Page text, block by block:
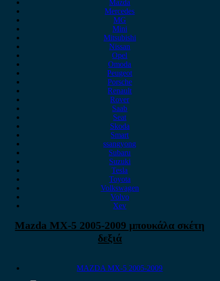
Mazda
Mercedes
MG
Mini
Mitsubishi
Nissan
Opel
Omoda
Peugeot
Porsche
Renault
Rover
Saab
Seat
Skoda
Smart
ssangyong
Subaru
Suzuki
Tesla
Toyota
Volkswagen
Volvo
Xev
Mazda MX-5 2005-2009 μπουκάλα σκέτη
δεξιά
MAZDA MX-5 2005-2009